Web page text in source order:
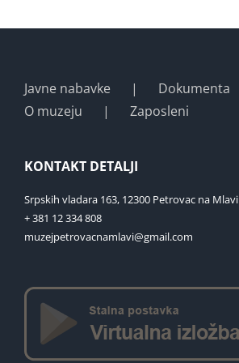
Javne nabavke
Dokumenta
O muzeju
Zaposleni
KONTAKT DETALJI
Srpskih vladara 163, 12300 Petrovac na Mlavi
+ 381 12 334 808
muzejpetrovacnamlavi@gmail.com